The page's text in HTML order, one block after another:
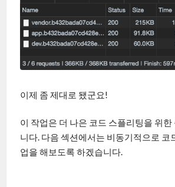
이제 좀 제대로 됐군요!
이 작업은 더 나은 코드 스플리팅을 위한
니다. 다음 섹션에서는 비동기적으로 코
업을 해보도록 하겠습니다.